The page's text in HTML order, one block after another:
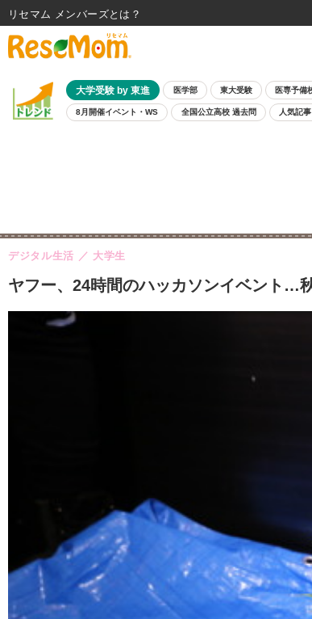
大学受験 by 東進 医学部 東大受験 医専予備
8月開催イベント・WS 全国公立高校 過去問 人気記事
ヤフー、24時間のハッカソンイベント…
デジタル生活 大学生
リセマム メンバーズ